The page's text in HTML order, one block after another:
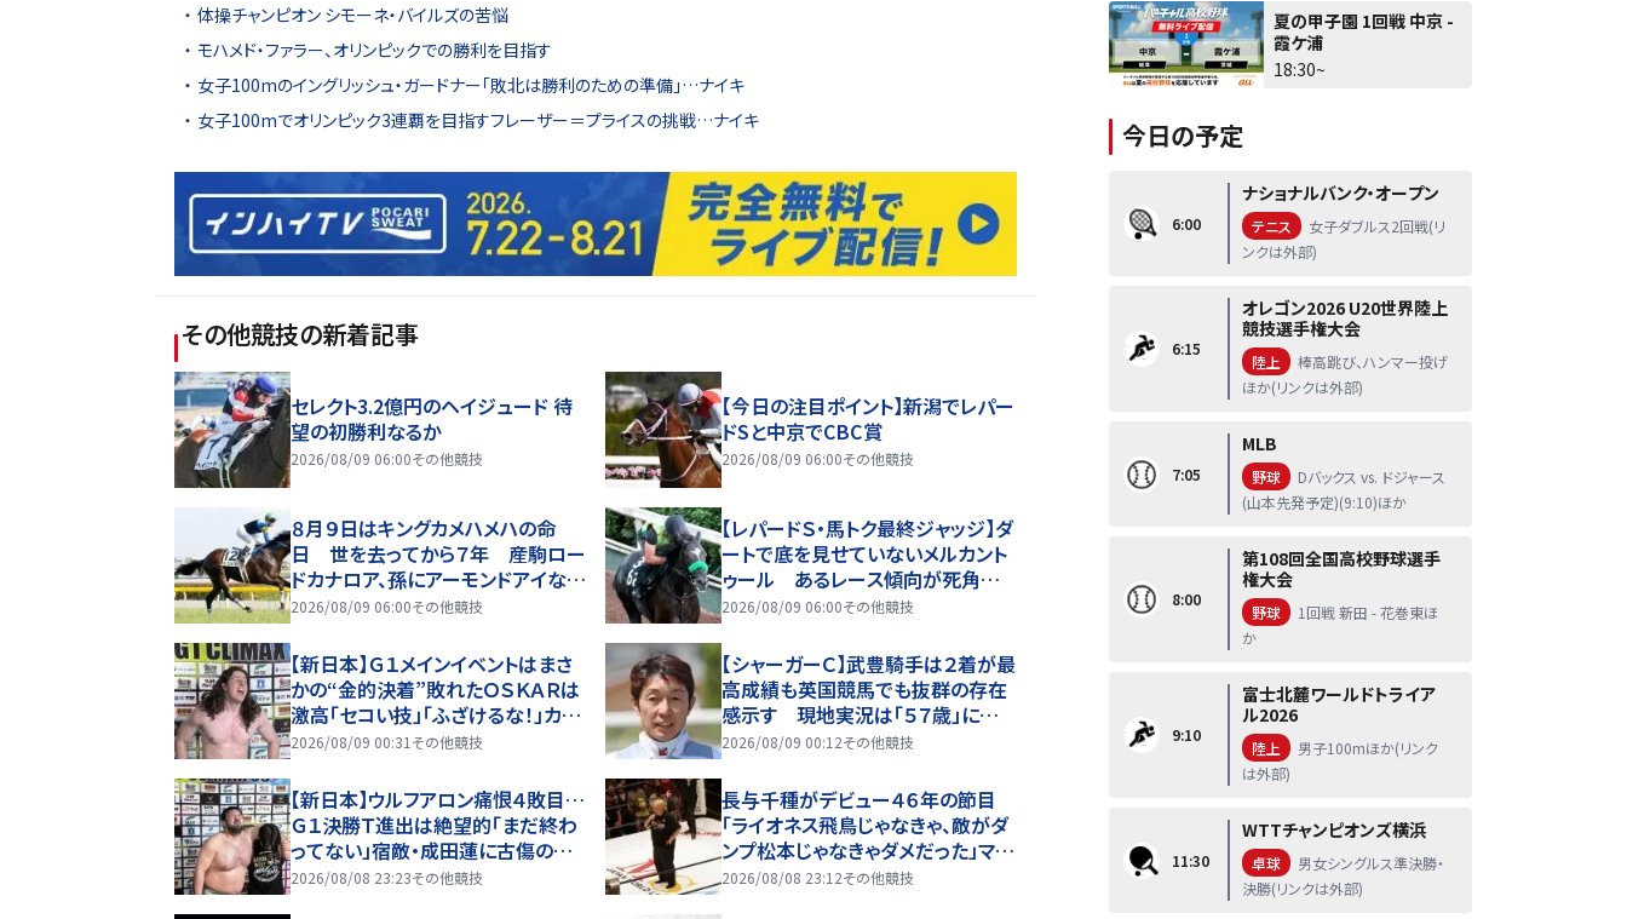
体操チャンピオン シモーネ・バイルズの苦悩
モハメド・ファラー、オリンピックでの勝利を目指す
女子100mのイングリッシュ・ガードナー「敗北は勝利のための準備」…ナイキ
女子100mでオリンピック3連覇を目指すフレーザー＝プライスの挑戦…ナイキ
その他競技の新着記事
セレクト3.2億円のヘイジュード 待
望の初勝利なるか
2026/08/09 06:00その他競技
【今日の注目ポイント】新潟でレパー
ドSと中京でCBC賞
2026/08/09 06:00その他競技
８月９日はキングカメハメハの命
日 世を去ってから７年 産駒ロー
ドカナロア、孫にアーモンドアイなど
数々の名馬を送り出す
2026/08/09 06:00その他競技
【レパードＳ・馬トク最終ジャッジ】ダ
ートで底を見せていないメルカント
ゥール あるレース傾向が死角に
なる？
2026/08/09 06:00その他競技
【新日本】Ｇ１メインイベントはまさ
かの“金的決着”敗れたＯＳＫＡＲは
激高「セコい技」「ふざけるな！」カラ
ム・ニューマンは首位タイの勝ち点
2026/08/09 00:31 その他競技
【シャーガーＣ】武豊騎手は２着が最
高成績も英国競馬でも抜群の存在
感示す 現地実況は「５７歳」に仰
天
2026/08/09 00:12その他競技
【新日本】ウルフアロン痛恨４敗目…
Ｇ１決勝Ｔ進出は絶望的「まだ終わ
ってない」宿敵・成田蓮に古傷の膝
攻められ初のギブアップ負け
2026/08/08 23:23その他競技
長与千種がデビュー４６年の節目
「ライオネス飛鳥じゃなきゃ、敵がダ
ンプ松本じゃなきゃダメだった」マー
ベラスの日本武道館進出誓う
2026/08/08 23:12その他競技
夏の甲子園 1回戦 中京 -
霞ケ浦
18:30~
今日の予定
6:00
ナショナルバンク・オープン
テニス
女子ダブルス2回戦(リ
ンクは外部)
6:15
オレゴン2026 U20世界陸上
競技選手権大会
陸上
棒高跳び、ハンマー投げ
ほか(リンクは外部)
7:05
MLB
野球
Dバックス vs. ドジャース
(山本先発予定)(9:10)ほか
8:00
第108回全国高校野球選手
権大会
野球
1回戦 新田 - 花巻東ほ
か
9:10
富士北麓ワールドトライア
ル2026
陸上
男子100mほか(リンク
は外部)
11:30
WTTチャンピオンズ横浜
卓球
男女シングルス準決勝・
決勝(リンクは外部)